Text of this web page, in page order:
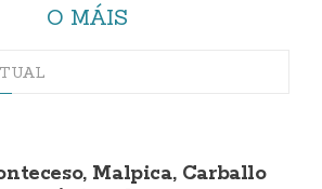
O MÁIS
Malpica, Carballo